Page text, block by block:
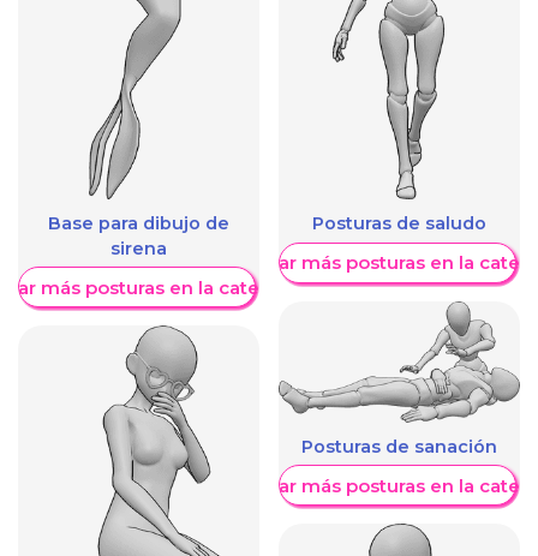
Base para dibujo de
sirena
más posturas en la categoría
Posturas de saludo
Mostrar más posturas en la
Posturas de sanación
Mostrar más posturas en la